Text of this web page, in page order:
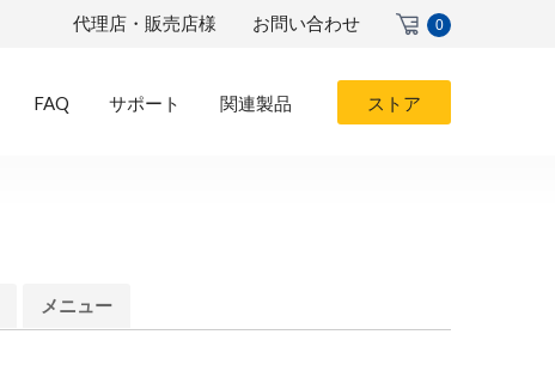
代理店・販売店様 お問い合わせ 0
FAQ サポート 関連製品 ストア
メニュー